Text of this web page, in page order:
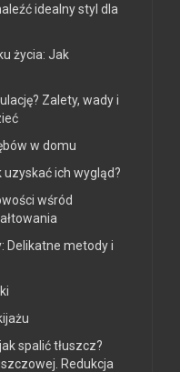
idealny styl dla
życia: Jak
Zalety, wady i
w domu
ich wygląd?
wśród
Delikatne metody i
spalić tłuszcz?
Redukcja